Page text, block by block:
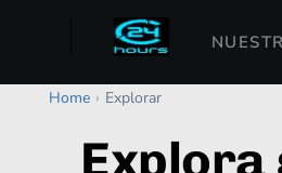
Home › Explorar
Explora